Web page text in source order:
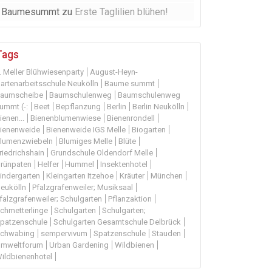
Baumesummt zu Erste Taglilien blühen!
Meller Blühwiesenparty
August-Heyn-
Neukölln
Baume summt
Baumschulenweg
Baumschulenweg
(-:
Beet Bepflanzung Berlin
Berlin Neukölln
Bienenblumenwiese
Bienenrondell
Bienenweide IGS Melle
Biogarten
Blumiges Melle
Blüte
Grundschule Oldendorf Melle
Helfer Hummel
Insektenhotel
Kleingarten Itzehoe Kräuter
München
Pfalzgrafenweiler; Musiksaal
Schulgarten
Pflanzaktion
Schulgarten
Schulgarten;
Schulgarten Gesamtschule Delbrück
sempervivum Spatzenschule
Stauden
Urban Gardening
Wildbienen